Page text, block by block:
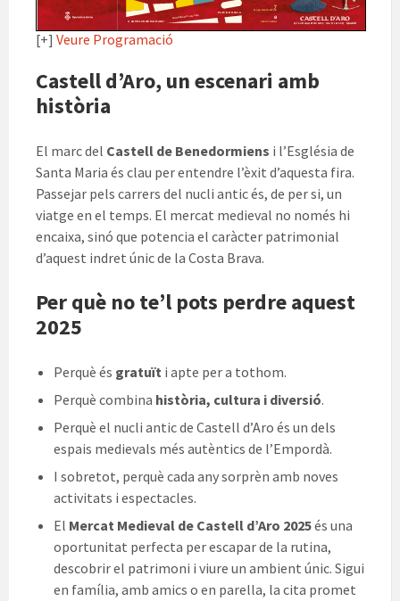
[+] Veure Programació
Castell d’Aro, un escenari amb
història
El marc del Castell de Benedormiens i l’Església de
Santa Maria és clau per entendre l’èxit d’aquesta fira.
Passejar pels carrers del nucli antic és, de per si, un
viatge en el temps. El mercat medieval no només hi
encaixa, sinó que potencia el caràcter patrimonial
d’aquest indret únic de la Costa Brava.
Per què no te’l pots perdre aquest
2025
Perquè és gratuït i apte per a tothom.
Perquè combina història, cultura i diversió.
Perquè el nucli antic de Castell d’Aro és un dels
espais medievals més autèntics de l’Empordà.
I sobretot, perquè cada any sorprèn amb noves
activitats i espectacles.
El Mercat Medieval de Castell d’Aro 2025és una
oportunitat perfecta per escapar de la rutina,
descobrir el patrimoni i viure un ambient únic. Sigui
en família, amb amics o en parella, la cita promet